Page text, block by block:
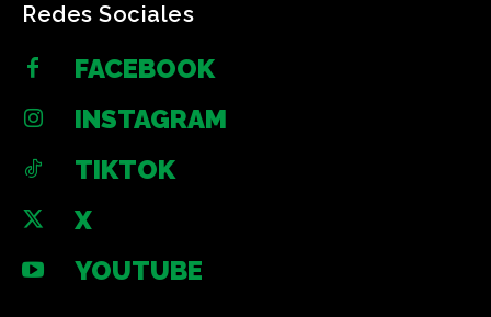
Redes Sociales
FACEBOOK
INSTAGRAM
TIKTOK
X
YOUTUBE